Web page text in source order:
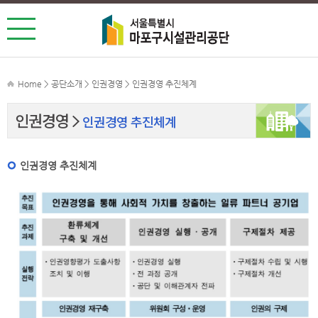
Home > 공단소개 > 인권경영 > 인권경영 추진체계
인권경영 인권경영 추진체계
인권경영 추진체계